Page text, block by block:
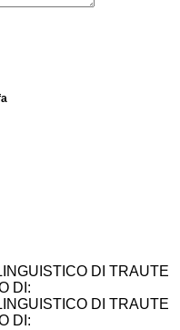
DI TRAUTE
DI:
DI TRAUTE
DI: